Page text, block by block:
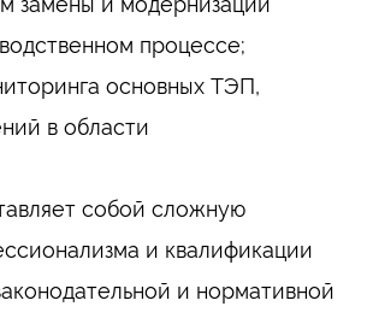
процессе;
основных ТЭП,
в области
собой сложную
и квалификации
и нормативной